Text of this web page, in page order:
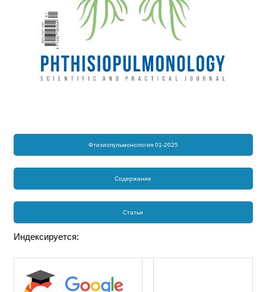
Фтизиопульмонология 01-2025
Содержание
Статьи
Индексируется: